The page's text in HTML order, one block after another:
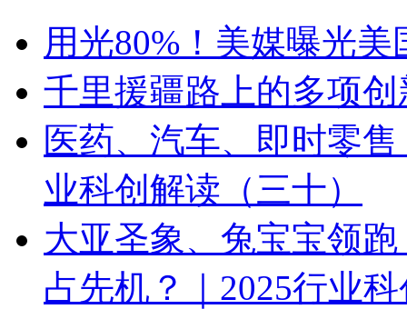
用光80%！美媒曝光美
千里援疆路上的多项创
医药、汽车、即时零
业科创解读（三十）
大亚圣象、兔宝宝领
占先机？｜2025行业